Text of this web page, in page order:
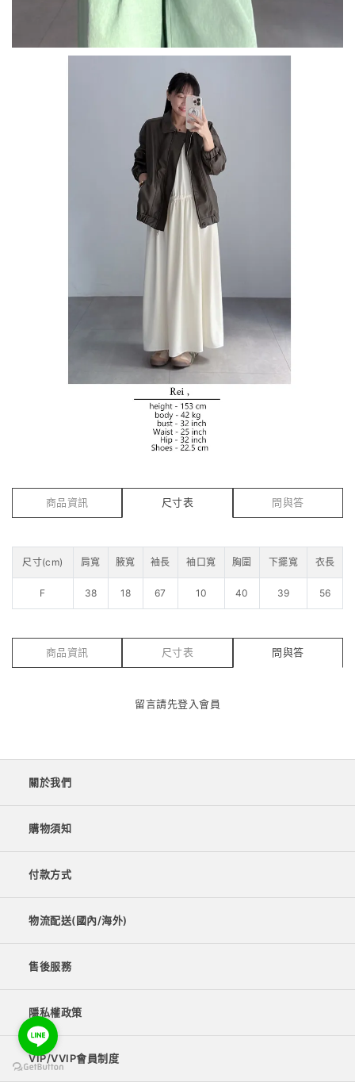
商品資訊 尺寸表 問與答
尺寸(cm) 肩寬 腋寬 袖長 袖口寬 胸圍 下擺寬 衣長
F 38 18 67 10 40 39 56
商品資訊 尺寸表 問與答
留言請先登入會員
關於我們
購物須知
付款方式
物流配送(國內/海外)
售後服務
隱私權政策
VIP/VVIP會員制度